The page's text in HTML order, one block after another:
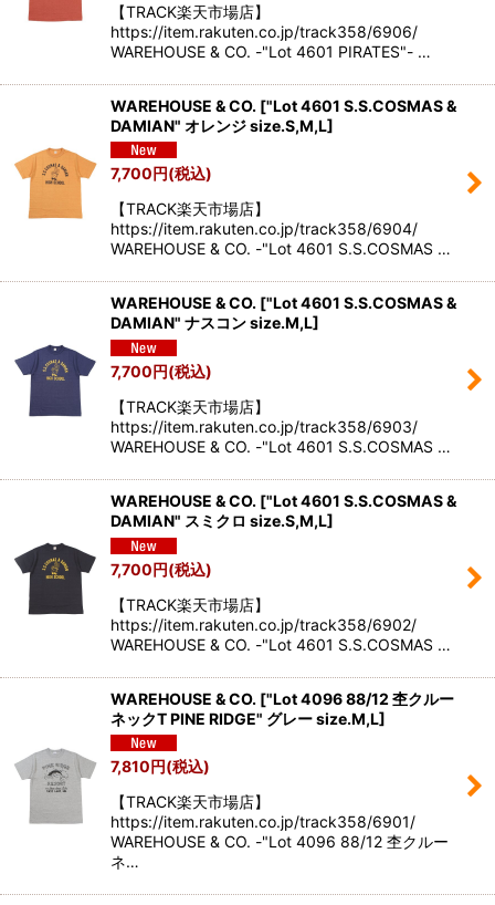
【TRACK楽天市場店】
https://item.rakuten.co.jp/track358/6906/
WAREHOUSE & CO. -"Lot 4601 PIRATES"- …
WAREHOUSE & CO. ["Lot 4601 S.S.COSMAS &
DAMIAN" オレンジ size.S,M,L]
7,700円(税込)
【TRACK楽天市場店】
https://item.rakuten.co.jp/track358/6904/
WAREHOUSE & CO. -"Lot 4601 S.S.COSMAS …
WAREHOUSE & CO. ["Lot 4601 S.S.COSMAS &
DAMIAN" ナスコン size.M,L]
7,700円(税込)
【TRACK楽天市場店】
https://item.rakuten.co.jp/track358/6903/
WAREHOUSE & CO. -"Lot 4601 S.S.COSMAS …
WAREHOUSE & CO. ["Lot 4601 S.S.COSMAS &
DAMIAN" スミクロ size.S,M,L]
7,700円(税込)
【TRACK楽天市場店】
https://item.rakuten.co.jp/track358/6902/
WAREHOUSE & CO. -"Lot 4601 S.S.COSMAS …
WAREHOUSE & CO. ["Lot 4096 88/12 杢クルー
ネックT PINE RIDGE" グレー size.M,L]
7,810 円(税込)
【TRACK楽天市場店】
https://item.rakuten.co.jp/track358/6901/
WAREHOUSE & CO. -"Lot 4096 88/12 杢クルー
ネ…